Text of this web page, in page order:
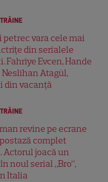
petrec vara cele mai
din serialele
Fahriye Evcen, Hande
Neslihan Atagül,
din vacanță
revine pe ecrane
complet
Actorul joacă un
noul serial „Bro”,
Italia